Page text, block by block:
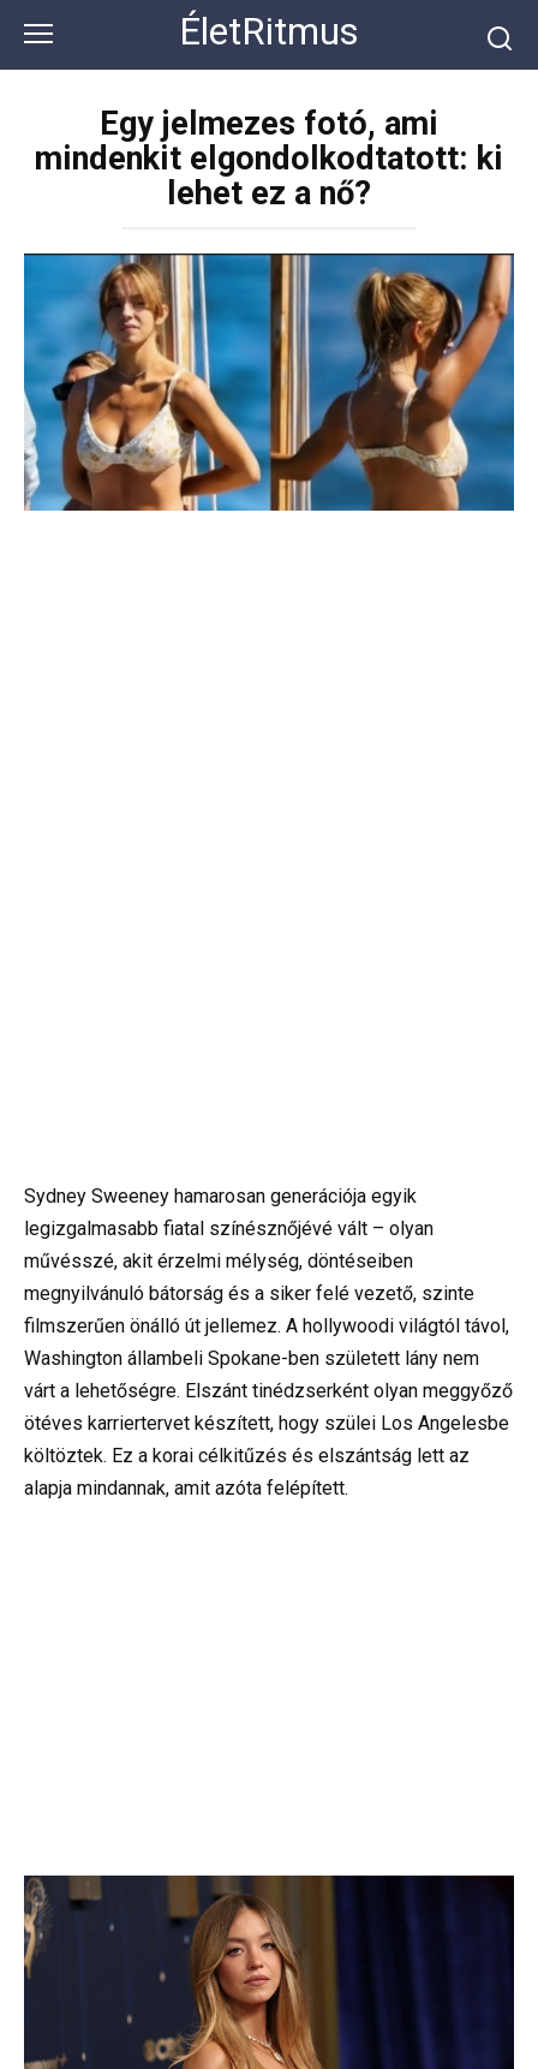
контенту
ÉletRitmus
Egy jelmezes fotó, ami
mindenkit elgondolkodtatott: ki
lehet ez a nő?
Sydney Sweeney hamarosan generációja egyik
legizgalmasabb fiatal színésznőjévé vált – olyan
művésszé, akit érzelmi mélység, döntéseiben
megnyilvánuló bátorság és a siker felé vezető, szinte
filmszerűen önálló út jellemez. A hollywoodi világtól távol,
Washington állambeli Spokane-ben született lány nem
várt a lehetőségre. Elszánt tinédzserként olyan meggyőző
ötéves karriertervet készített, hogy szülei Los Angelesbe
költöztek. Ez a korai célkitűzés és elszántság lett az
alapja mindannak, amit azóta felépített.